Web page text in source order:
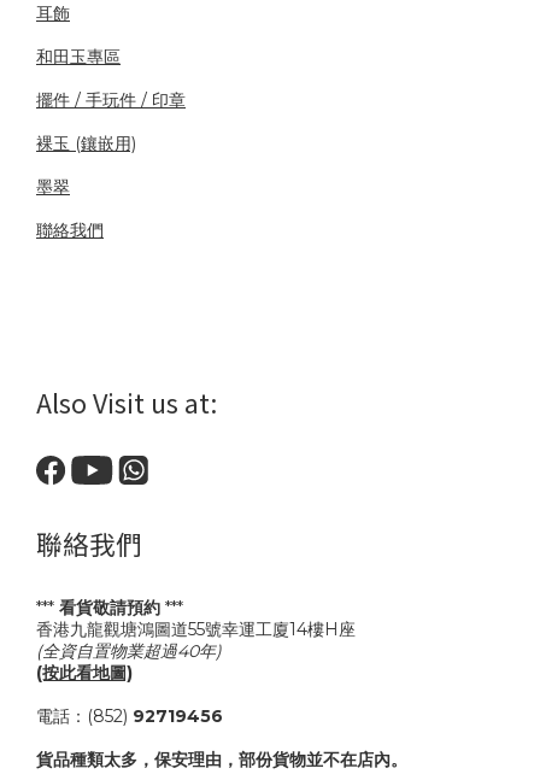
耳飾
和田玉專區
擺件 / 手玩件 / 印章
裸玉 (鑲嵌用)
墨翠
聯絡我們
Also Visit us at:
聯絡我們
*** 看貨敬請預約 ***
香港九龍觀塘鴻圖道55號幸運工廈14樓H座
(全資自置物業超過40年)
(按此看地圖)
電話：(852) 92719456
貨品種類太多，保安理由，部份貨物並不在店內。